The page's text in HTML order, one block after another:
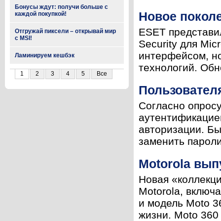
Бонусы ждут: получи больше с
каждой покупкой!
Отгружай пиксели – открывай мир
с MSI!
Ламинируем кешбэк
1 2 3 4 5 Все
Новое
ESET
Security для
интерфейсом,
технологий.
Согласно
авторизации.
заменить
Motorola
Новая
Motorola,
и модель Moto
жизни. Moto